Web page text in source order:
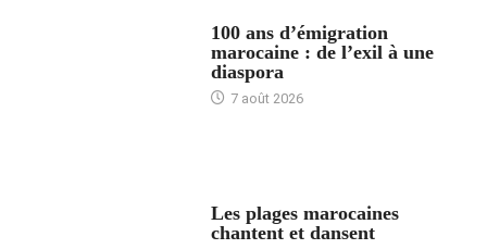
100 ans d’émigration
marocaine : de l’exil à une
diaspora
7 août 2026
Les plages marocaines
chantent et dansent